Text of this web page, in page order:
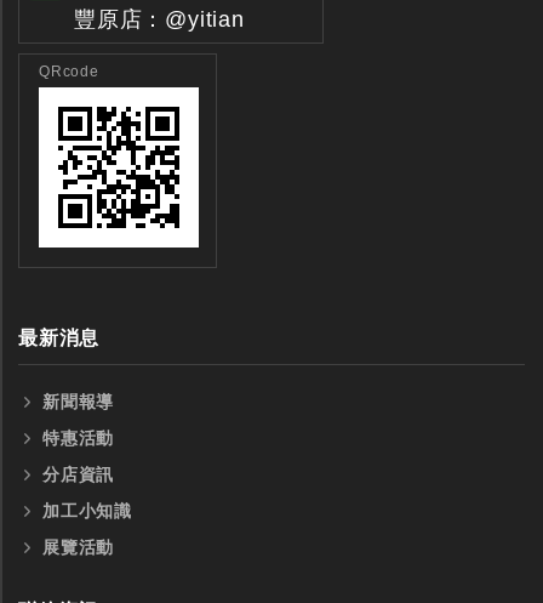
豐原店：@yitian
QRcode
最新消息
新聞報導
特惠活動
分店資訊
加工小知識
展覽活動